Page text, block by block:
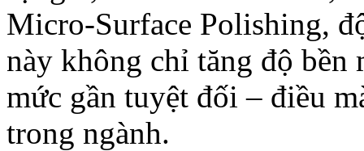
Micro-Surface Polishing,
này không chỉ tăng độ bền
mức gần tuyệt đối – điều
trong ngành.